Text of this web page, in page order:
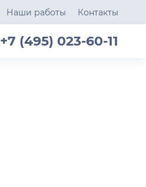
Наши работы Контакты
+7 (495) 023-60-11